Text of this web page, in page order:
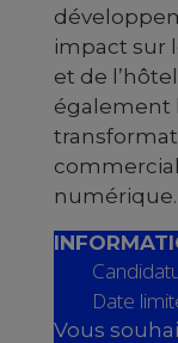
impact sur
et de
également
numérique.
Date
Vous